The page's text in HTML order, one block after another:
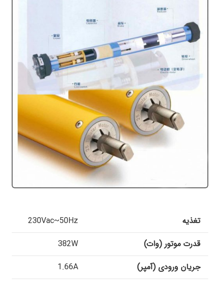
تغذیه
230Vac~50Hz
قدرت موتور (وات)
382W
جریان ورودی (آمپر)
1.66A